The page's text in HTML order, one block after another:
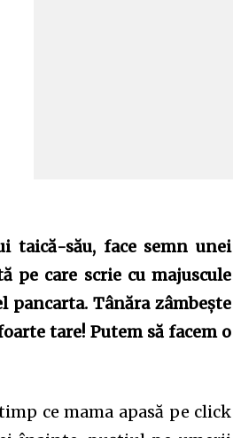
taică-său, face semn unei
pe care scrie cu majuscule
pancarta. Tânăra zâmbește
tare! Putem să facem o
ce mama apasă pe click